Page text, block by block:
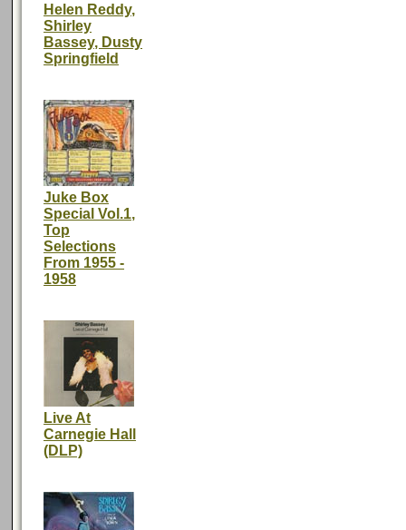
Helen Reddy,
Shirley
Bassey, Dusty
Springfield
Juke Box
Special Vol.1,
Top
Selections
From 1955 -
1958
Live At
Carnegie Hall
(DLP)